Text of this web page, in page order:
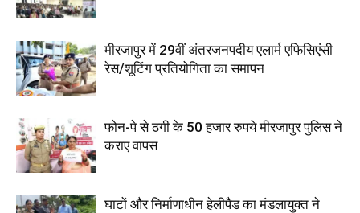
मीरजापुर में 29वीं अंतरजनपदीय एलार्म एफिसिएंसी
रेस/शूटिंग प्रतियोगिता का समापन
फोन-पे से ठगी के 50 हजार रुपये मीरजापुर पुलिस ने
कराए वापस
घाटों और निर्माणाधीन हेलीपैड का मंडलायुक्त ने